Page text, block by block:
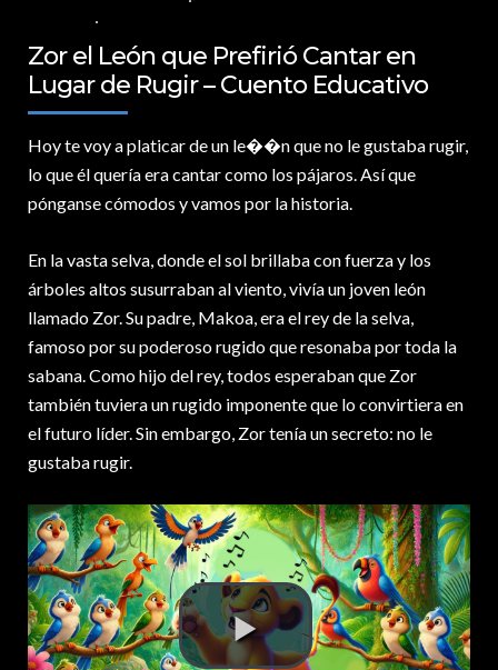
Zor el León que Prefirió Cantar en
Lugar de Rugir – Cuento Educativo
Hoy te voy a platicar de un le��n que no le gustaba rugir,
lo que él quería era cantar como los pájaros. Así que
pónganse cómodos y vamos por la historia.
En la vasta selva, donde el sol brillaba con fuerza y los
árboles altos susurraban al viento, vivía un joven león
llamado Zor. Su padre, Makoa, era el rey de la selva,
famoso por su poderoso rugido que resonaba por toda la
sabana. Como hijo del rey, todos esperaban que Zor
también tuviera un rugido imponente que lo convirtiera en
el futuro líder. Sin embargo, Zor tenía un secreto: no le
gustaba rugir.